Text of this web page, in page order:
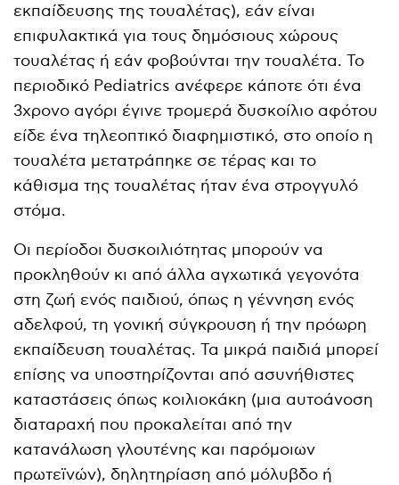
εκπαίδευσης της τουαλέτας), εάν είναι
επιφυλακτικά για τους δημόσιους χώρους
τουαλέτας ή εάν φοβούνται την τουαλέτα. Το
περιοδικό Pediatrics ανέφερε κάποτε ότι ένα
3χρονο αγόρι έγινε τρομερά δυσκοίλιο αφότου
είδε ένα τηλεοπτικό διαφημιστικό, στο οποίο η
τουαλέτα μετατράπηκε σε τέρας και το
κάθισμα της τουαλέτας ήταν ένα στρογγυλό
στόμα.
Οι περίοδοι δυσκοιλιότητας μπορούν να
προκληθούν κι από άλλα αγχωτικά γεγονότα
στη ζωή ενός παιδιού, όπως η γέννηση ενός
αδελφού, τη γονική σύγκρουση ή την πρόωρη
εκπαίδευση τουαλέτας. Τα μικρά παιδιά μπορεί
επίσης να υποστηρίζονται από ασυνήθιστες
καταστάσεις όπως κοιλιοκάκη (μια αυτοάνοση
διαταραχή που προκαλείται από την
κατανάλωση γλουτένης και παρόμοιων
πρωτεϊνών), δηλητηρίαση από μόλυβδο ή